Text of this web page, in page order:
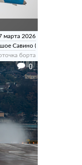
марта 2026
Савино (Сокол)
борта
0